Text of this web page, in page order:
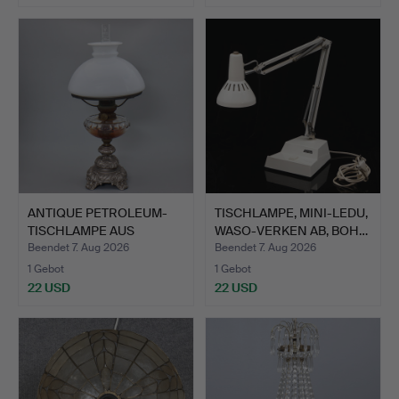
ANTIQUE PETROLEUM-
TISCHLAMPE AUS
PATINIERT…
Beendet 7. Aug 2026
1 Gebot
22 USD
TISCHLAMPE, MINI-LEDU,
WASO-VERKEN AB, BOH…
Beendet 7. Aug 2026
1 Gebot
22 USD